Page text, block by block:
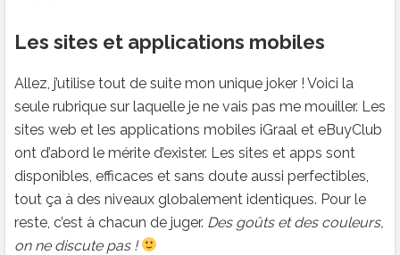
Les sites et applications mobiles
Allez, j’utilise tout de suite mon unique joker ! Voici la
seule rubrique sur laquelle je ne vais pas me mouiller. Les
sites web et les applications mobiles iGraal et eBuyClub
ont d’abord le mérite d’exister. Les sites et apps sont
disponibles, efficaces et sans doute aussi perfectibles,
tout ça à des niveaux globalement identiques. Pour le
reste, c’est à chacun de juger. Des goûts et des couleurs,
on ne discute pas !